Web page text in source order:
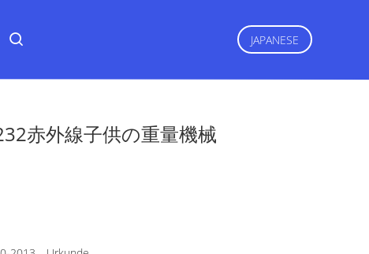
JAPANESE
赤外線子供の重量機械